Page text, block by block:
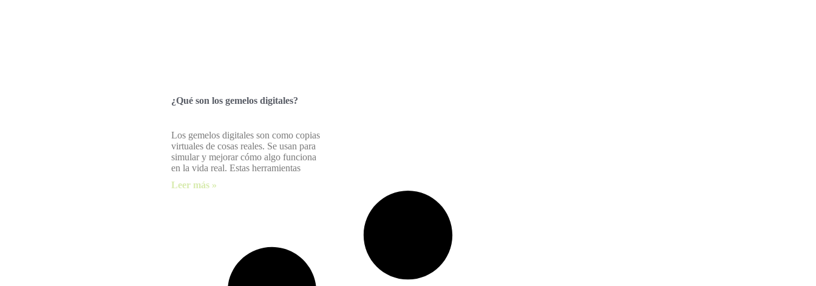
¿Qué son los gemelos digitales?
Los gemelos digitales son como copias
virtuales de cosas reales. Se usan para
simular y mejorar cómo algo funciona
en la vida real. Estas herramientas
Leer más »